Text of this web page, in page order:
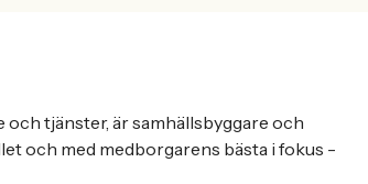
tjänster, är samhällsbyggare och
och med medborgarens bästa i fokus -